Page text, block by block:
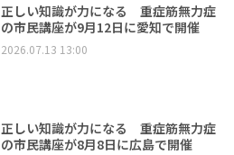
正しい知識が力になる 重症筋無力症
の市民講座が9月12日に愛知で開催
2026.07.13 13:00
正しい知識が力になる 重症筋無力症
の市民講座が8月8日に広島で開催